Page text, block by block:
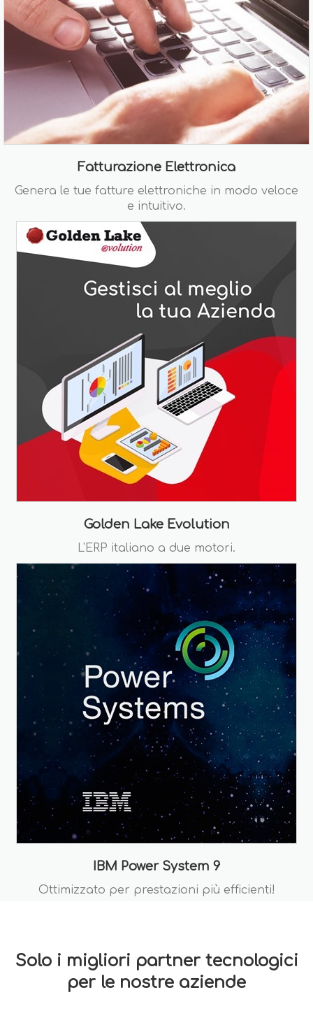
Fatturazione Elettronica
Genera le tue fatture elettroniche in modo veloce
e intuitivo.
Golden Lake Evolution
L'ERP italiano a due motori.
IBM Power System 9
Ottimizzato per prestazioni più efficienti!
Solo i migliori partner tecnologici
per le nostre aziende